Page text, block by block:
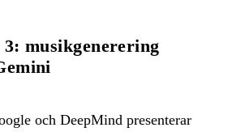
musikgenerering
och DeepMind presenterar